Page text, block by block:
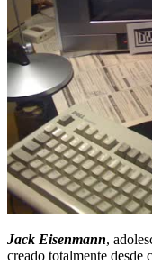
Jack Eisenmann,
creado totalmente desde